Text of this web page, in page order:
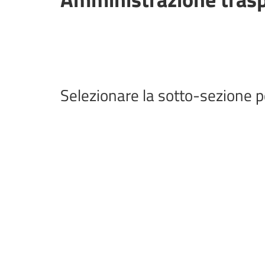
Selezionare la sotto-sezione